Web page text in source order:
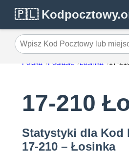
🇵🇱
Wpisz Kod Pocztowy lub miejsce
Polska Podlasie Łosinka 17-
17-210
Statystyki dla Kod
17-210 – Łosinka